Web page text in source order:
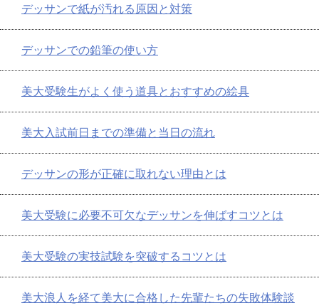
デッサンで紙が汚れる原因と対策
デッサンでの鉛筆の使い方
美大受験生がよく使う道具とおすすめの絵具
美大入試前日までの準備と当日の流れ
デッサンの形が正確に取れない理由とは
美大受験に必要不可欠なデッサンを伸ばすコツとは
美大受験の実技試験を突破するコツとは
美大浪人を経て美大に合格した先輩たちの失敗体験談